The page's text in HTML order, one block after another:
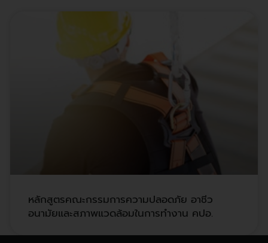
หลักสูตรคณะกรรมการความปลอดภัย อาชีว
อนามัยและสภาพแวดล้อมในการทำงาน คปอ.